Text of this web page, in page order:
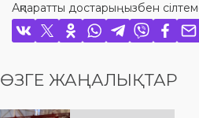
Ақпаратты достарыңызбен
ӨЗГЕ ЖАҢАЛЫҚТАР